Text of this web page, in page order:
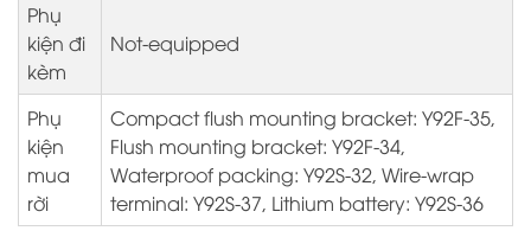
Phụ
kiện đi
kèm
Not-equipped
Phụ
kiện
mua
rời
Compact flush mounting bracket: Y92F-35,
Flush mounting bracket: Y92F-34,
Waterproof packing: Y92S-32, Wire-wrap
terminal: Y92S-37, Lithium battery: Y92S-36